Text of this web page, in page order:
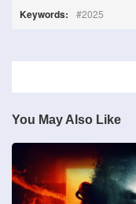
Keywords: 2025
You May Also Like